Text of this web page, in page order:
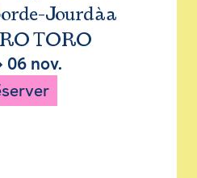
Jourdàa
TORO
06 nov.